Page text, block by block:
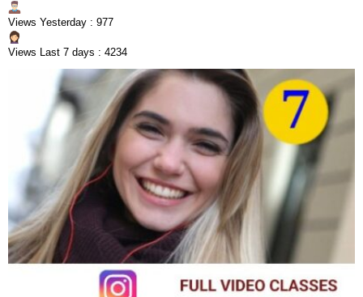
Views Yesterday : 977
Views Last 7 days : 4234